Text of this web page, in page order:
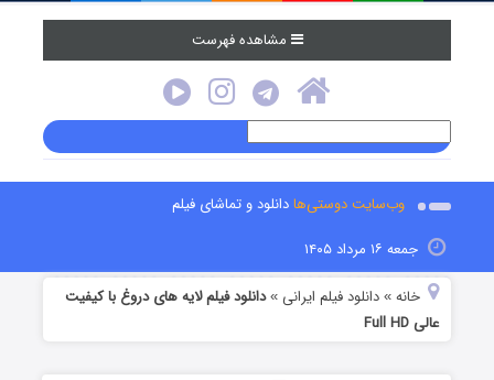
مشاهده فهرست
وب‌سایت دوستی‌هادانلود و تماشای فیلم
جمعه ۱۶ مرداد ۱۴۰۵
خانه »دانلود فیلم‌ ایرانی »دانلود فیلم لایه های دروغ با کیفیت
عالی Full HD